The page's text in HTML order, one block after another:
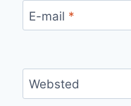
E-mail *
Websted